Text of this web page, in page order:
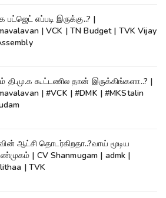
பட்ஜெட் எப்படி இருக்கு..? |
| VCK | TN Budget | TVK Vijay
தி.மு.க கூட்டணில தான் இருக்கிங்களா..? |
| #VCK | #DMK | #MKStalin
ஆட்சி தொடர்கிறதா..?வாய் மூடிய
| CV Shanmugam | admk |
| TVK